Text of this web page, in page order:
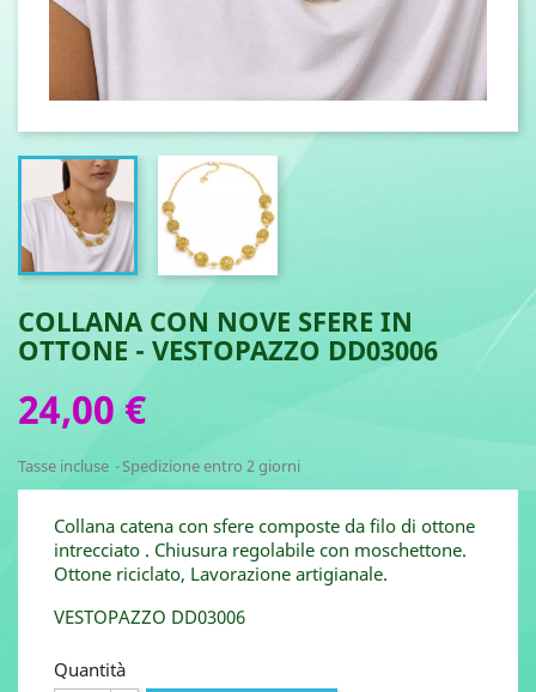
COLLANA CON NOVE SFERE IN
OTTONE - VESTOPAZZO DD03006
24,00 €
Tasse incluse Spedizione entro 2 giorni
Collana catena con sfere composte da filo di ottone
intrecciato . Chiusura regolabile con moschettone.
Ottone riciclato, Lavorazione artigianale.
VESTOPAZZO DD03006
Quantità